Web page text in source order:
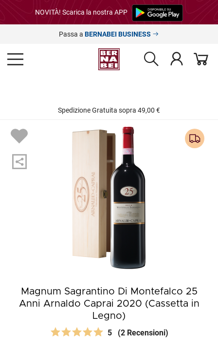
NOVITÀ! Scarica la nostra APP
Passa a BERNABEI BUSINESS
Spedizione Gratuita sopra 49,00 €
Magnum Sagrantino Di Montefalco 25
Anni Arnaldo Caprai 2020 (Cassetta in
Legno)
5 (2 Recensioni)